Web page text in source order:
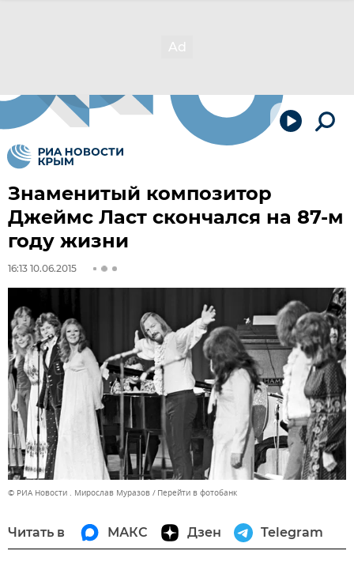
Знаменитый композитор
Джеймс Ласт скончался на 87-м
году жизни
16:13 10.06.2015
© РИА Новости . Мирослав Муразов Перейти в фотобанк
Читать в МАКС Дзен Telegram